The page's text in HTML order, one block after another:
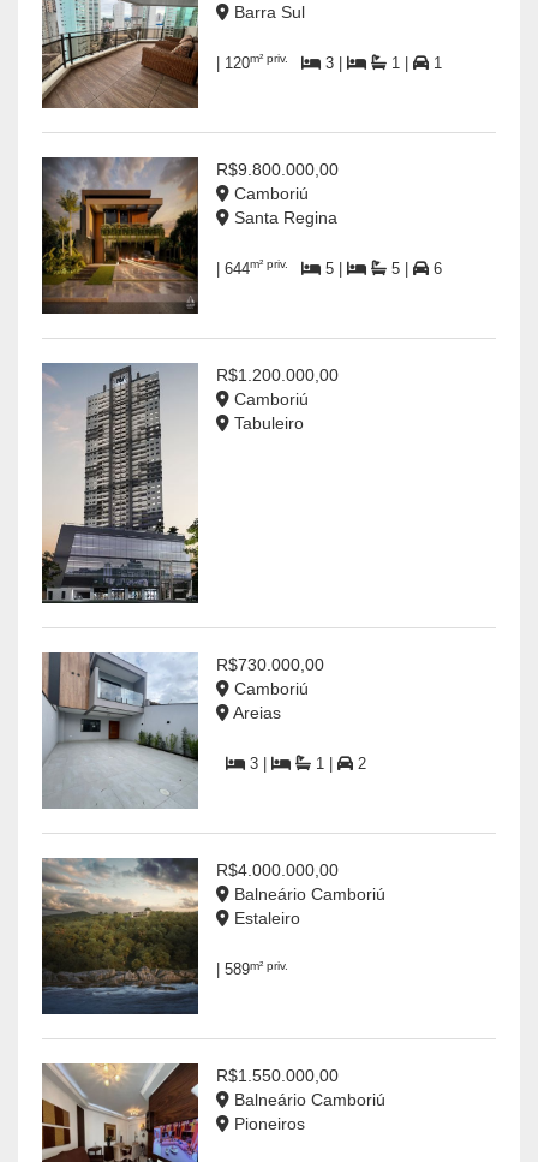
Barra Sul
| 120m² priv. 3 | 1 | 1
R$9.800.000,00
Camboriú
Santa Regina
| 644m² priv. 5 | 5 | 6
R$1.200.000,00
Camboriú
Tabuleiro
R$730.000,00
Camboriú
Areias
3 | 1 | 2
R$4.000.000,00
Balneário Camboriú
Estaleiro
| 589m² priv.
R$1.550.000,00
Balneário Camboriú
Pioneiros